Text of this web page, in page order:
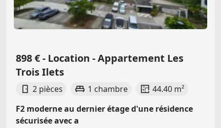
898 € - Location - Appartement Les
Trois Ilets
2 pièces 1 chambre
44.40 m²
F2 moderne au dernier étage d'une résidence
sécurisée avec a